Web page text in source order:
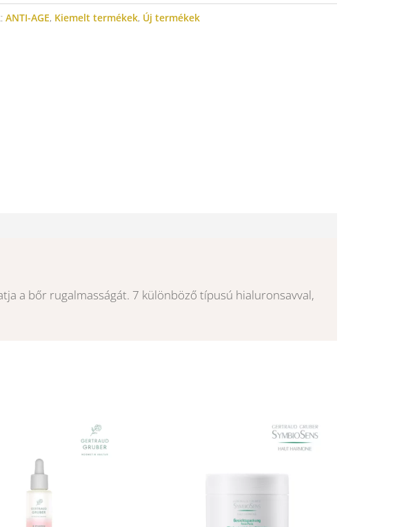
ANTI-AGE, Kiemelt termékek, Új termékek
a bőr rugalmasságát. 7 különböző típusú hialuronsavval,